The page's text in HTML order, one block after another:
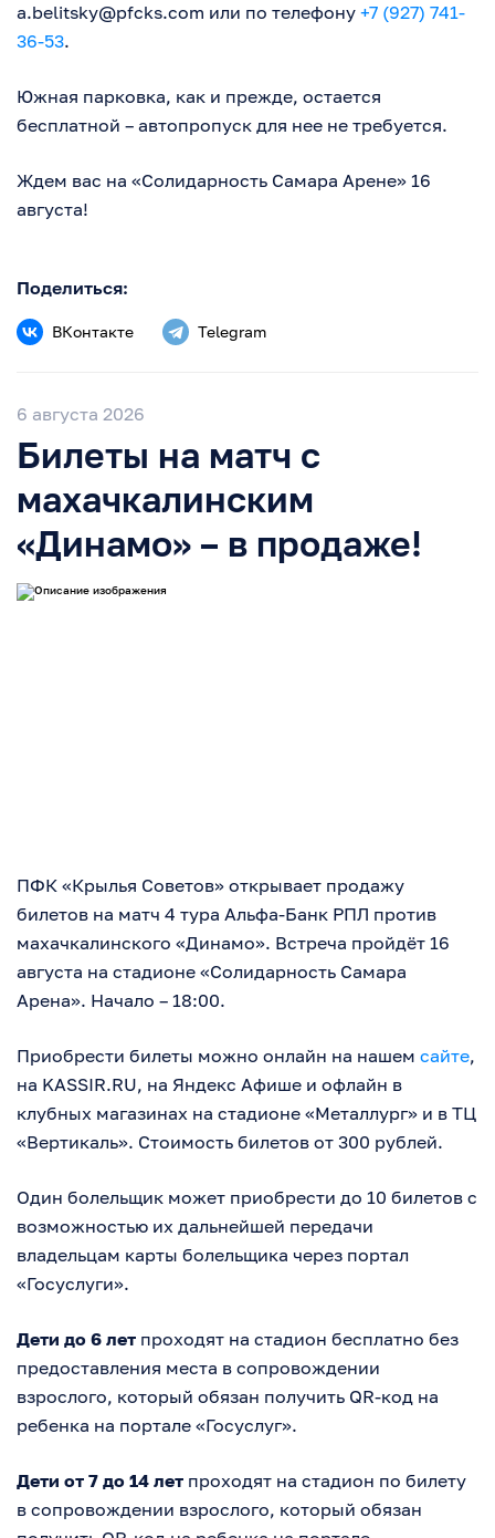
a.belitsky@pfcks.com или по телефону +7 (927) 741-
36-53.
Южная парковка, как и прежде, остается
бесплатной – автопропуск для нее не требуется.
Ждем вас на «Солидарность Самара Арене» 16
августа!
Поделиться:
ВКонтакте Telegram
6 августа 2026
Билеты на матч с
махачкалинским
«Динамо» – в продаже!
ПФК «Крылья Советов» открывает продажу
билетов на матч 4 тура Альфа-Банк РПЛ против
махачкалинского «Динамо». Встреча пройдёт 16
августа на стадионе «Солидарность Самара
Арена». Начало – 18:00.
Приобрести билеты можно онлайн на нашем сайте,
на KASSIR.RU, на Яндекс Афише и офлайн в
клубных магазинах на стадионе «Металлург» и в ТЦ
«Вертикаль». Стоимость билетов от 300 рублей.
Один болельщик может приобрести до 10 билетов с
возможностью их дальнейшей передачи
владельцам карты болельщика через портал
«Госуслуги».
Дети до 6 лет проходят на стадион бесплатно без
предоставления места в сопровождении
взрослого, который обязан получить QR-код на
ребенка на портале «Госуслуг».
Дети от 7 до 14 лет проходят на стадион по билету
в сопровождении взрослого, который обязан